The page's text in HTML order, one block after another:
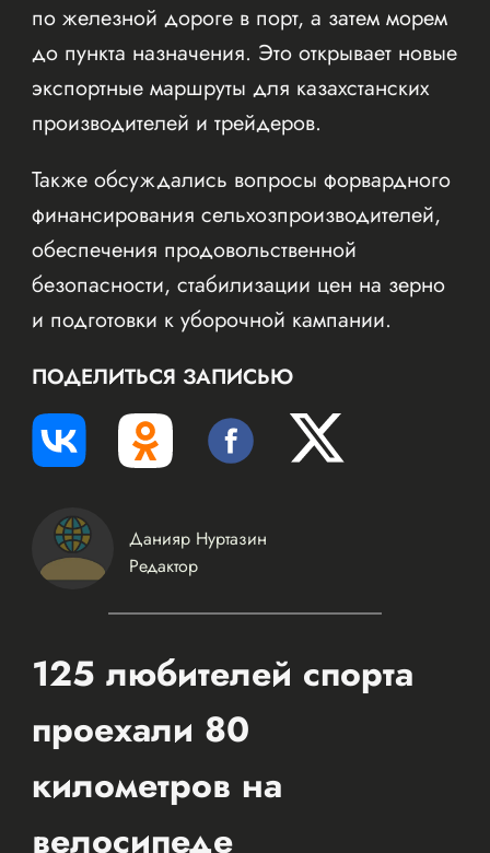
по железной дороге в порт, а затем морем
до пункта назначения. Это открывает новые
экспортные маршруты для казахстанских
производителей и трейдеров.
Также обсуждались вопросы форвардного
финансирования сельхозпроизводителей,
обеспечения продовольственной
безопасности, стабилизации цен на зерно
и подготовки к уборочной кампании.
ПОДЕЛИТЬСЯ ЗАПИСЬЮ
Данияр Нуртазин
Редактор
125 любителей спорта
проехали 80
километров на
велосипеде